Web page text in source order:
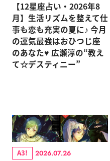
【12星座占い・2026年8
月】生活リズムを整えて仕
事も恋も充実の夏に♪ 今月
の運気最強はおひつじ座
のあなた♥ 広瀬淳の“教え
て☆デスティニー”
A3! 2026.07.26